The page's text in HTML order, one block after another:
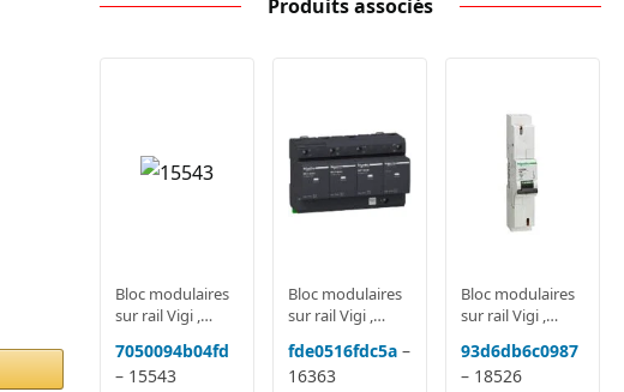
Produits associés
Bloc modulaires
sur rail Vigi ,
différentiel ID ,
contacteur CT,
7050094b04fd
– 15543
Bloc modulaires
sur rail Vigi ,
différentiel ID ,
contacteur CT,
fde0516fdc5a –
16363
Bloc modulaires
sur rail Vigi ,
différentiel ID ,
contacteur CT,
93d6db6c0987
– 18526